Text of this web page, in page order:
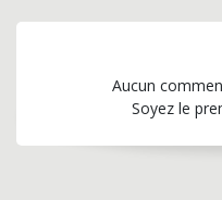
Aucun
Soyez le